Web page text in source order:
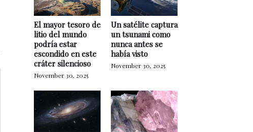
El mayor tesoro de
litio del mundo
podría estar
escondido en este
cráter silencioso
November 30, 2025
Un satélite captura
un tsunami como
nunca antes se
había visto
November 30, 2025